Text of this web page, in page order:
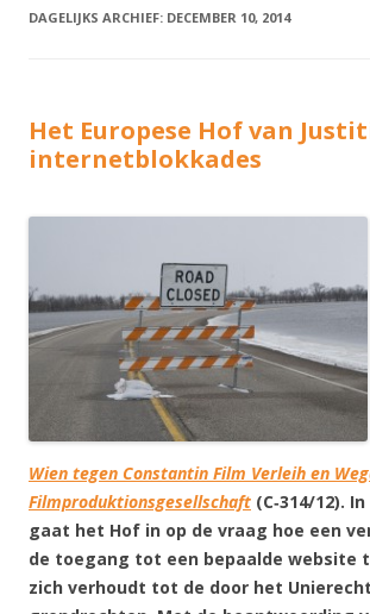
DAGELIJKS ARCHIEF: DECEMBER 10, 2014
Het Europese Hof van
internetblokkades
Wien tegen Constantin Film Verleih en
Filmproduktionsgesellschaft (C‑314/12).
gaat het Hof in op de vraag hoe een
de toegang tot een bepaalde website
zich verhoudt tot de door het